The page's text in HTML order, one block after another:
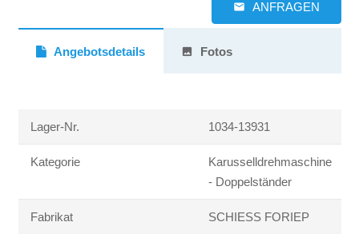
email ANFRAGEN
Angebotsdetails photo Fotos
Lager-Nr. 1034-13931
Kategorie
Karusselldrehmaschine
- Doppelständer
Fabrikat SCHIESS FORIEP